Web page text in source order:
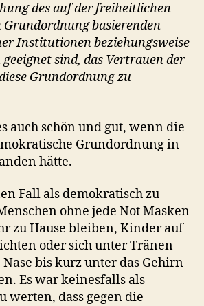
des auf der freiheitlichen
basierenden
Institutionen beziehungsweise
sind, das Vertrauen der
Grundordnung zu
auch schön und gut, wenn die
Grundordnung in
hätte.
Fall als demokratisch zu
ohne jede Not Masken
zu Hause bleiben, Kinder auf
oder sich unter Tränen
bis kurz unter das Gehirn
Es war keinesfalls als
werten, dass gegen die